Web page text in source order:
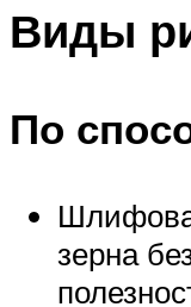
Виды
По
зерна